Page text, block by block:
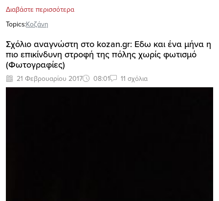
Διαβάστε περισσότερα
Topics:Κοζάνη
Σχόλιο αναγνώστη στο kozan.gr: Εδω και ένα μήνα η
πιο επικίνδυνη στροφή της πόλης χωρίς φωτισμό
(Φωτογραφίες)
21 Φεβρουαρίου 2017 08:01 11 σχόλια